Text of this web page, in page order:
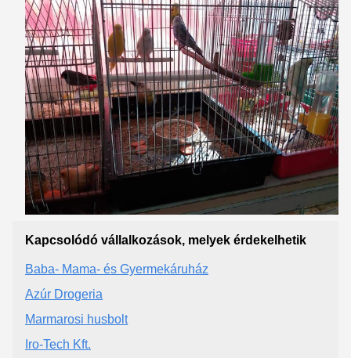
Kapcsolódó vállalkozások, melyek érdekelhetik
Baba- Mama- és Gyermekáruház
Azúr Drogeria
Marmarosi husbolt
Iro-Tech Kft.